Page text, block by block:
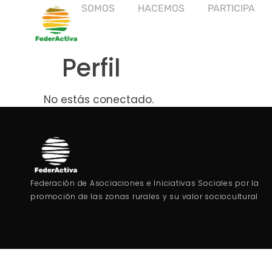
SOMOS HACEMOS PARTICIPA
Perfil
No estás conectado.
Federación de Asociaciones e Iniciativas Sociales por la
promoción de las zonas rurales y su valor sociocultural